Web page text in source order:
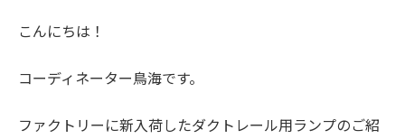
こんにちは！
コーディネーター鳥海です。
ファクトリーに新入荷したダクトレール用ランプのご紹